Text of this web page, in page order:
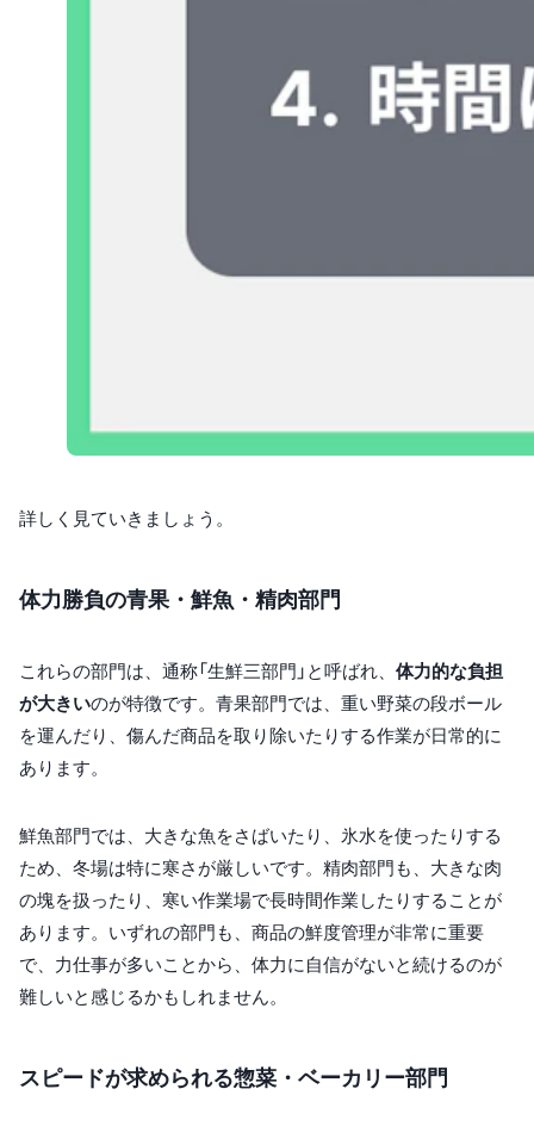
詳しく見ていきましょう。
体力勝負の青果・鮮魚・精肉部門
これらの部門は、通称「生鮮三部門」と呼ばれ、 体力的な負担
が大きいのが特徴です。青果部門では、重い野菜の段ボール
を運んだり、傷んだ商品を取り除いたりする作業が日常的に
あります。
鮮魚部門では、大きな魚をさばいたり、氷水を使ったりする
ため、冬場は特に寒さが厳しいです。精肉部門も、大きな肉
の塊を扱ったり、寒い作業場で長時間作業したりすることが
あります。いずれの部門も、商品の鮮度管理が非常に重要
で、力仕事が多いことから、体力に自信がないと続けるのが
難しいと感じるかもしれません。
スピードが求められる惣菜・ベーカリー部門